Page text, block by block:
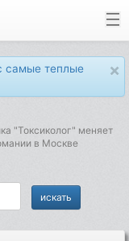
×
самые теплые
"Токсиколог" меняет
в Москве